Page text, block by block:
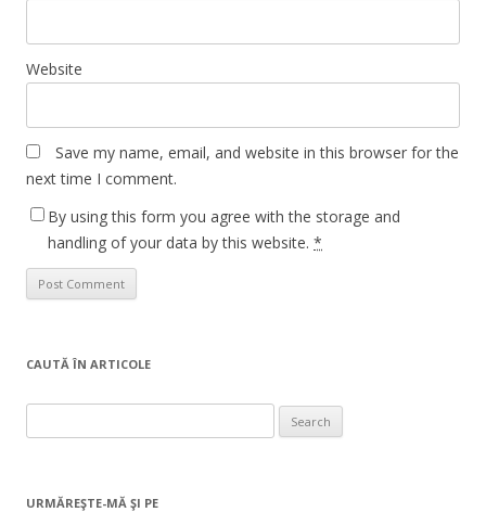
Website
Save my name, email, and website in this browser for the
next time I comment.
By using this form you agree with the storage and
handling of your data by this website. *
CAUTĂ ÎN ARTICOLE
for:
URMĂREŞTE-MĂ ŞI PE